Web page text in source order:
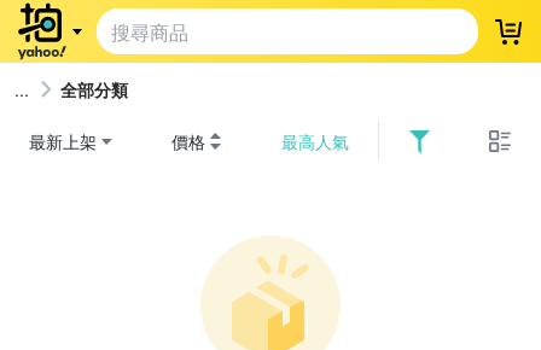
登
全部分類
最新上架 價格 最高人氣